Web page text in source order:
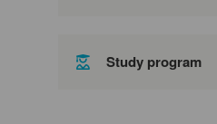
Study program